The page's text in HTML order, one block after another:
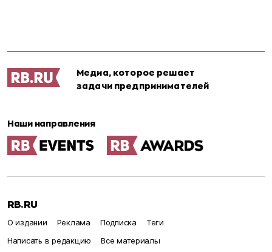
Медиа, которое решает
задачи предпринимателей
Наши направления
RB.RU
О издании Реклама Подписка
Теги
Написать в редакцию
Все материалы